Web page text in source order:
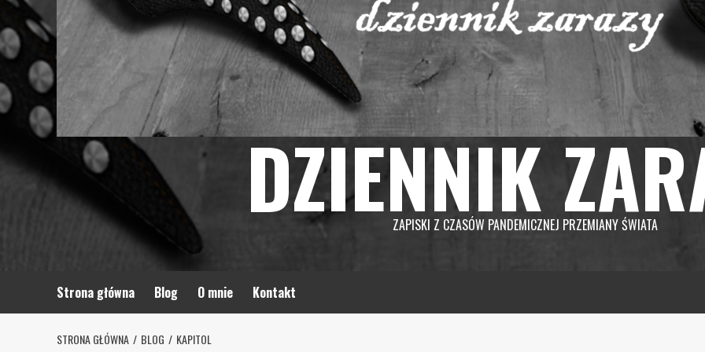
DZIENNIK
ZAPISKI Z CZASÓW PANDEMICZNEJ PRZEMIANY ŚWIATA
Strona główna Blog O mnie Kontakt
STRONA GŁÓWNA BLOG KAPITOL